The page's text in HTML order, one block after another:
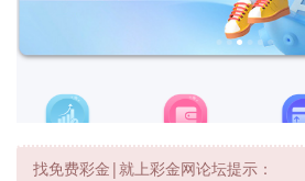
找免费彩金|就上彩金网论坛提示：